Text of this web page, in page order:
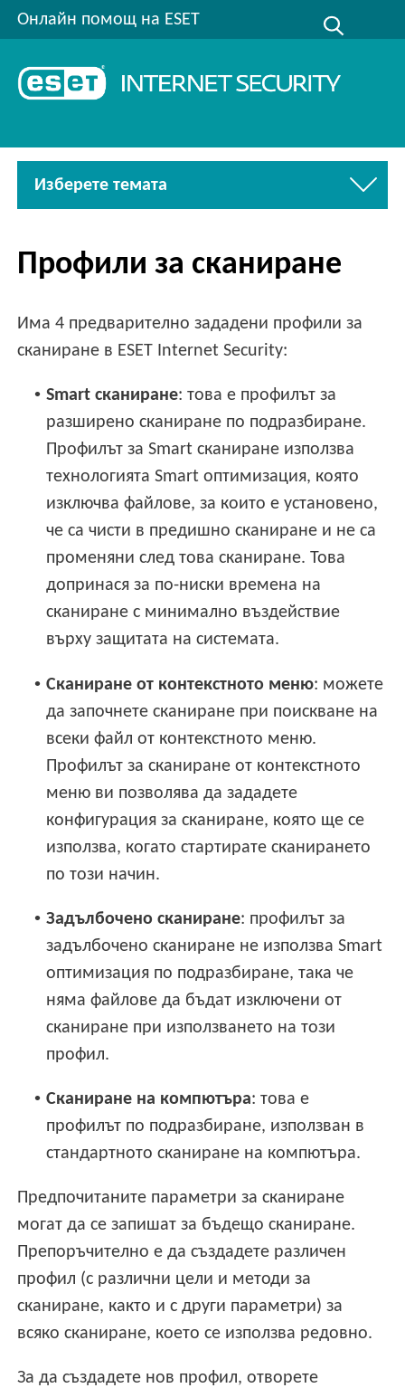
Онлайн помощ на ESET
Изберете темата
Профили за сканиране
Има 4 предварително зададени профили за
сканиране в ESET Internet Security:
• Smart сканиране: това е профилът за
разширено сканиране по подразбиране.
Профилът за Smart сканиране използва
технологията Smart оптимизация, която
изключва файлове, за които е установено,
че са чисти в предишно сканиране и не са
променяни след това сканиране. Това
допринася за по-ниски времена на
сканиране с минимално въздействие
върху защитата на системата.
• Сканиране от контекстното меню: можете
да започнете сканиране при поискване на
всеки файл от контекстното меню.
Профилът за сканиране от контекстното
меню ви позволява да зададете
конфигурация за сканиране, която ще се
използва, когато стартирате сканирането
по този начин.
• Задълбочено сканиране: профилът за
задълбочено сканиране не използва Smart
оптимизация по подразбиране, така че
няма файлове да бъдат изключени от
сканиране при използването на този
профил.
• Сканиране на компютъра: това е
профилът по подразбиране, използван в
стандартното сканиране на компютъра.
Предпочитаните параметри за сканиране
могат да се запишат за бъдещо сканиране.
Препоръчително е да създадете различен
профил (с различни цели и методи за
сканиране, както и с други параметри) за
всяко сканиране, което се използва редовно.
За да създадете нов профил, отворете